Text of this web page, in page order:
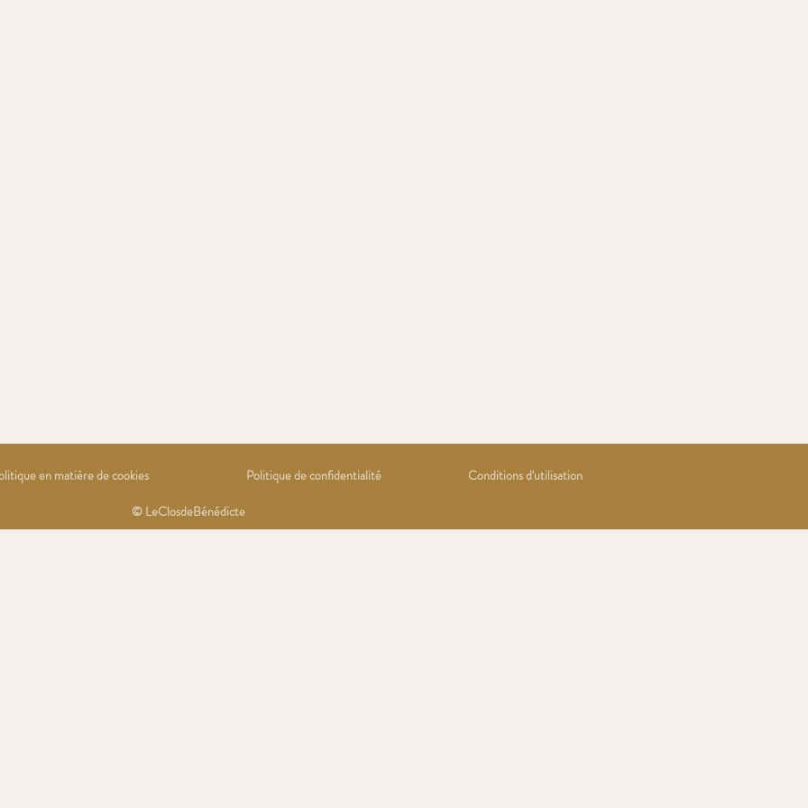
en matière de cookies Politique de confidentialité
Conditions d'utilisation
© LeClosdeBénédicte